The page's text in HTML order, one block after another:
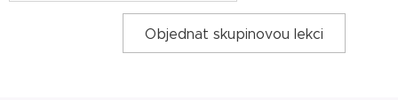
Objednat skupinovou lekci